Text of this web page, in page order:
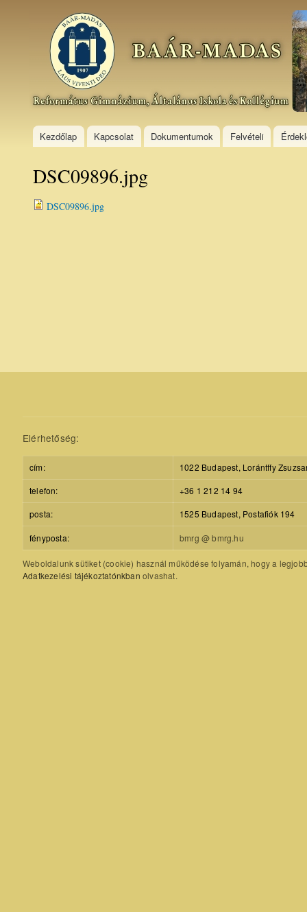
Baár–
Madas
Református
Gimnázium,
Általános
Kollégium
Kezdőlap Kapcsolat Dokumentumok Felvételi
DSC09896.jpg
DSC09896.jpg
Elérhetőség:
cím:
1022 Budapest, Lorántffy
telefon:
+36 1 212 14 94
posta:
1525 Budapest, Postafiók 194
fényposta: bmrg @ bmrg.hu
Weboldalunk sütiket (cookie) használ működése folyamán, hogy a
Adatkezelési tájékoztatónkban olvashat.